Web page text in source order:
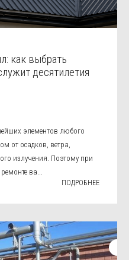
как выбрать
десятилетия
элементов любого
от осадков, ветра,
излучения. Поэтому при
ва...
ПОДРОБНЕЕ